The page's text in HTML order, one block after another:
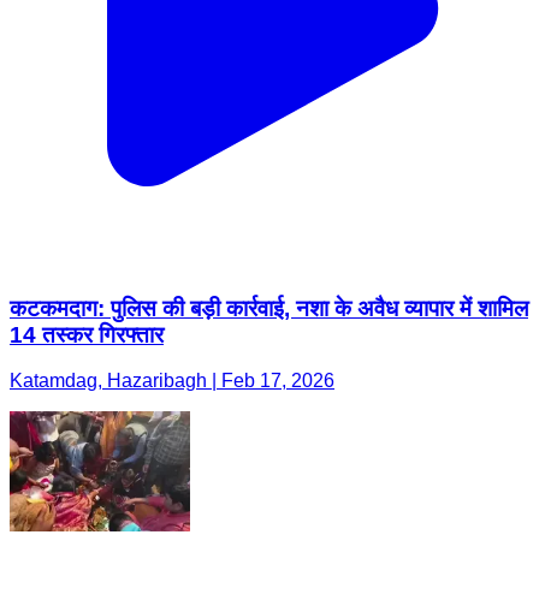
कटकमदाग: पुलिस की बड़ी कार्रवाई, नशा के अवैध व्यापार में शामिल
14 तस्कर गिरफ्तार
Katamdag, Hazaribagh | Feb 17, 2026